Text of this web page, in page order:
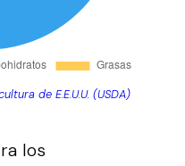
de E.E.U.U. (USDA)
los